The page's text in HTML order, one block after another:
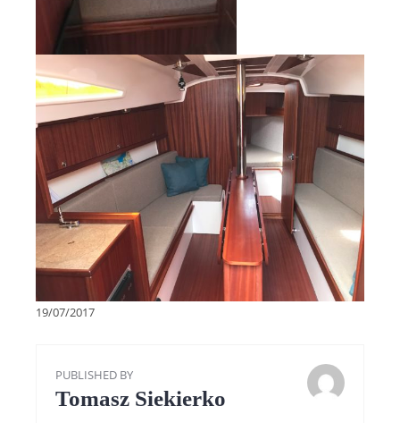
19/07/2017
PUBLISHED BY
Tomasz Siekierko